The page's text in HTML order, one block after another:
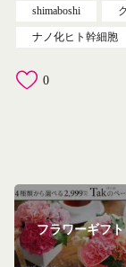
shimaboshi
ナノ化ヒト幹細胞
0
フラワーギフト